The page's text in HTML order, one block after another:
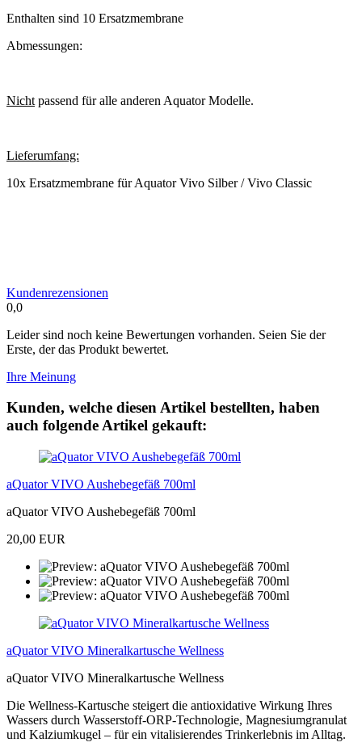
Enthalten sind 10 Ersatzmembrane
Abmessungen:
Nicht passend für alle anderen Aquator Modelle.
Lieferumfang:
10x Ersatzmembrane für Aquator Vivo Silber / Vivo Classic
Kundenrezensionen
0,0
Leider sind noch keine Bewertungen vorhanden. Seien Sie der
Erste, der das Produkt bewertet.
Ihre Meinung
Kunden, welche diesen Artikel bestellten, haben
auch folgende Artikel gekauft:
aQuator VIVO Aushebegefäß 700ml
aQuator VIVO Aushebegefäß 700ml
20,00 EUR
aQuator VIVO Mineralkartusche Wellness
aQuator VIVO Mineralkartusche Wellness
Die Wellness-Kartusche steigert die antioxidative Wirkung Ihres
Wassers durch Wasserstoff-ORP-Technologie, Magnesiumgranulat
und Kalziumkugel – für ein vitalisierendes Trinkerlebnis im Alltag.